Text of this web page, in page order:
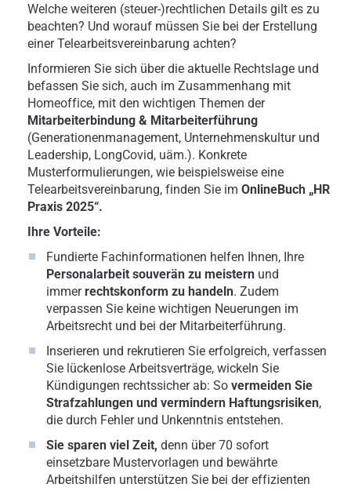
Welche weiteren (steuer-)rechtlichen Details gilt es zu
beachten? Und worauf müssen Sie bei der Erstellung
einer Telearbeitsvereinbarung achten?
Informieren Sie sich über die aktuelle Rechtslage und
befassen Sie sich, auch im Zusammenhang mit
Homeoffice, mit den wichtigen Themen der
Mitarbeiterbindung & Mitarbeiterführung
(Generationenmanagement, Unternehmenskultur und
Leadership, LongCovid, uäm.). Konkrete
Musterformulierungen, wie beispielsweise eine
Telearbeitsvereinbarung, finden Sie im OnlineBuch „HR
Praxis 2025“.
Ihre Vorteile:
Fundierte Fachinformationen helfen Ihnen, Ihre
Personalarbeit souverän zu meistern und
immerrechtskonform zu handeln. Zudem
verpassen Sie keine wichtigen Neuerungen im
Arbeitsrecht und bei der Mitarbeiterführung.
Inserieren und rekrutieren Sie erfolgreich, verfassen
Sie lückenlose Arbeitsverträge, wickeln Sie
Kündigungen rechtssicher ab: So vermeiden Sie
Strafzahlungen und vermindern Haftungsrisiken,
die durch Fehler und Unkenntnis entstehen.
Sie sparen viel Zeit, denn über 70 sofort
einsetzbare Mustervorlagen und bewährte
Arbeitshilfen unterstützen Sie bei der effizienten